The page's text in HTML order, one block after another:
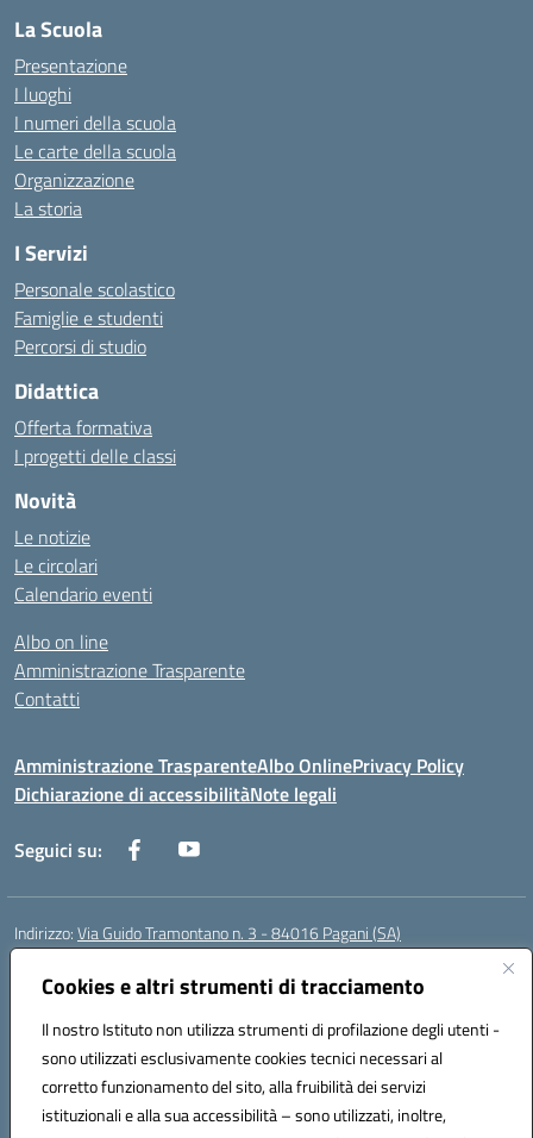
Cookies e altri strumenti di tracciamento
Il nostro Istituto non utilizza strumenti di profilazione degli utenti -
sono utilizzati esclusivamente cookies tecnici necessari al
corretto funzionamento del sito, alla fruibilità dei servizi
istituzionali e alla sua accessibilità – sono utilizzati, inoltre,
La Scuola
Presentazione
I luoghi
I numeri della scuola
Le carte della scuola
Organizzazione
La storia
I Servizi
Personale scolastico
Famiglie e studenti
Percorsi di studio
Didattica
Offerta formativa
I progetti delle classi
Novità
Le notizie
Le circolari
Calendario eventi
Albo on line
Amministrazione Trasparente
Contatti
Amministrazione TrasparenteAlbo OnlinePrivacy Policy
Dichiarazione di accessibilitàNote legali
Seguici su:
Indirizzo:Via Guido Tramontano n. 3 - 84016 Pagani (SA)
Centralino:
Posta elettronica certificata (PEC):saps08000t@pec.istruzione.it
Codice fiscale: 80022400651
Codice meccanografico:SAPS08000T
Codice Indice delle Pubbliche Amministrazioni (IPA): istsc_saps08000t
Codice unico di fatturazione (CUF): UFC29W